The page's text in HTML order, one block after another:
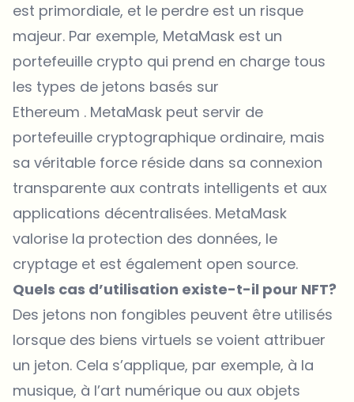
est primordiale, et le perdre est un risque
majeur. Par exemple, MetaMask est un
portefeuille crypto qui prend en charge tous
les types de jetons basés sur
Ethereum . MetaMask peut servir de
portefeuille cryptographique ordinaire, mais
sa véritable force réside dans sa connexion
transparente aux contrats intelligents et aux
applications décentralisées. MetaMask
valorise la protection des données, le
cryptage et est également open source.
Quels cas d’utilisation existe-t-il pour NFT?
Des jetons non fongibles peuvent être utilisés
lorsque des biens virtuels se voient attribuer
un jeton. Cela s’applique, par exemple, à la
musique, à l’art numérique ou aux objets